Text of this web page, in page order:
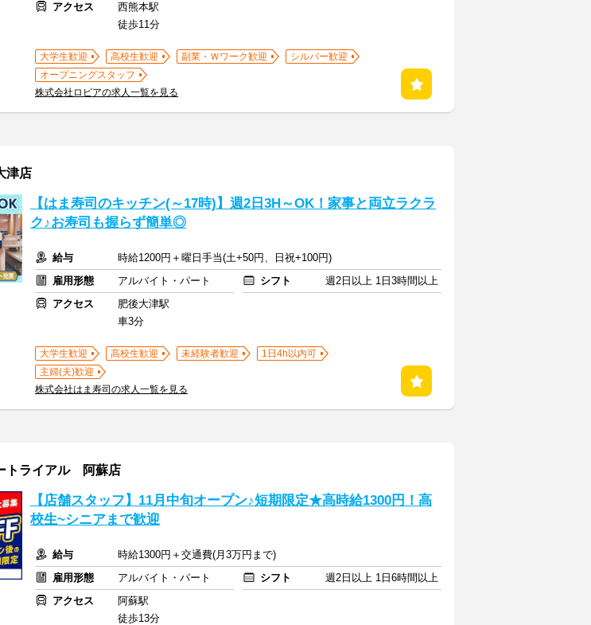
アクセス
西熊本駅
徒歩11分
大学生歓迎 高校生歓迎 副業・Ｗワーク歓迎
シルバー歓迎
オープニングスタッフ
株式会社ロピアの求人一覧を見る
津店
【はま寿司のキッチン(～17時)】週2日3H～OK！家事と両立ラクラ
ク♪お寿司も握らず簡単◎
給与
時給1200円＋曜日手当(土+50円、日祝+100円)
雇用形態
アルバイト・パート シフト
週2日以上 1日3時間以上
アクセス
肥後大津駅
車3分
大学生歓迎 高校生歓迎 未経験者歓迎
1日4h以内可
主婦(夫)歓迎
株式会社はま寿司の求人一覧を見る
トライアル 阿蘇店
【店舗スタッフ】11月中旬オープン♪短期限定★高時給1300円！高
校生~シニアまで歓迎
給与
時給1300円＋交通費(月3万円まで)
雇用形態
アルバイト・パート シフト
週2日以上 1日6時間以上
アクセス
阿蘇駅
徒歩13分